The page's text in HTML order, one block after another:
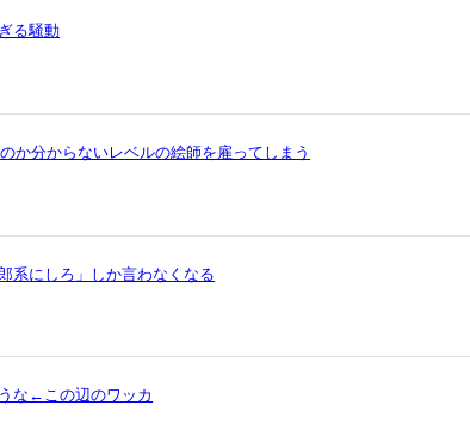
る騒動
か分からないレベルの絵師を雇ってしまう
系にしろ」しか言わなくなる
な←この辺のワッカ